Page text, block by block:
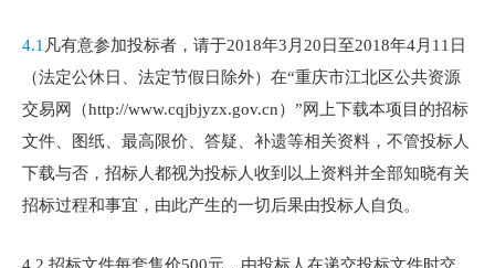
4.1 凡有意参加投标者，请于2018年3月20日至2018年4月11日
（法定公休日、法定节假日除外）在“重庆市江北区公共资源
交易网（http://www.cqjbjyzx.gov.cn）”网上下载本项目的招标
文件、图纸、最高限价、答疑、补遗等相关资料，不管投标人
下载与否，招标人都视为投标人收到以上资料并全部知晓有关
招标过程和事宜，由此产生的一切后果由投标人自负。